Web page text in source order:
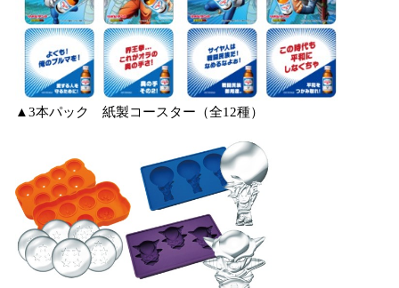
▲3本パック 紙製コースター（全12種）